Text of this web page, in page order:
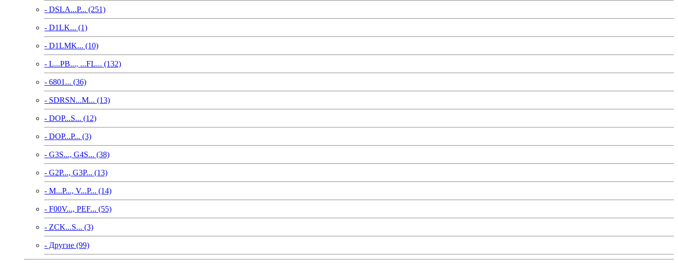
- DSLA...P... (251)
- D1LK... (1)
- D1LMK... (10)
- L...PB..., ...FL... (132)
- 6801... (36)
- SDRSN...M... (13)
- DOP...S... (12)
- DOP...P... (3)
- G3S..., G4S... (38)
- G2P..., G3P... (13)
- M...P..., V...P... (14)
- F00V..., PEF... (55)
- ZCK...S... (3)
- Другие (99)